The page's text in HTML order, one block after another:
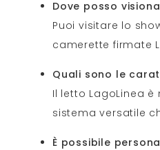
Dove posso
Puoi visitare lo
camerette firmate
Quali sono le
Il letto LagoLinea
sistema versatile
È possibile